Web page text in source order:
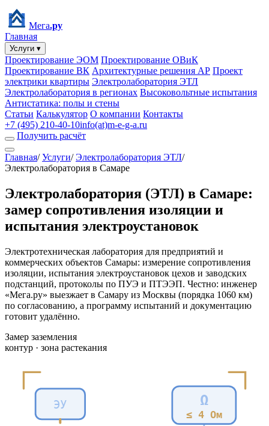
Мега.ру
Главная
Услуги ▾
Проектирование ЭОМ Проектирование ОВиК
Проектирование ВК Архитектурные решения АР Проект
электрики квартиры Электролаборатория ЭТЛ
Электролаборатория в регионах Высоковольтные испытания
Антистатика: полы и стены
Статьи Калькулятор О компании Контакты
+7 (495) 210-40-10info(at)m-e-g-a.ru
Получить расчёт
Главная/ Услуги/ Электролаборатория ЭТЛ/
Электролаборатория в Самаре
Электролаборатория (ЭТЛ) в Самаре:
замер сопротивления изоляции и
испытания электроустановок
Электротехническая лаборатория для предприятий и
коммерческих объектов Самары: измерение сопротивления
изоляции, испытания электроустановок цехов и заводских
подстанций, протоколы по ПУЭ и ПТЭЭП. Честно: инженер
«Мега.ру» выезжает в Самару из Москвы (порядка 1060 км)
по согласованию, а программу испытаний и документацию
готовит удалённо.
Замер заземления
контур · зона растекания
ЭУ Ω
≤ 4 Ом